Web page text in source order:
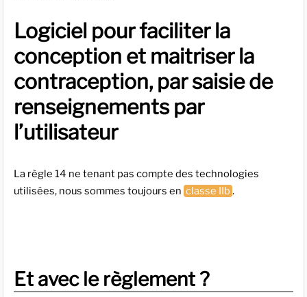
Logiciel pour faciliter la
conception et maitriser la
contraception, par saisie de
renseignements par
l’utilisateur
La règle 14 ne tenant pas compte des technologies
utilisées, nous sommes toujours en classe IIb .
Et avec le règlement ?